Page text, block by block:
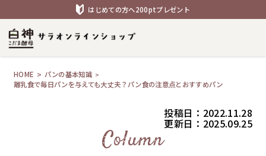
はじめての方へ200ptプレゼント
HOME
パンの基本知識
離乳食で毎日パンを与えても大丈夫？パン食の注意点とおすすめパン
投稿日：2022.11.28
更新日：2025.09.25
Column